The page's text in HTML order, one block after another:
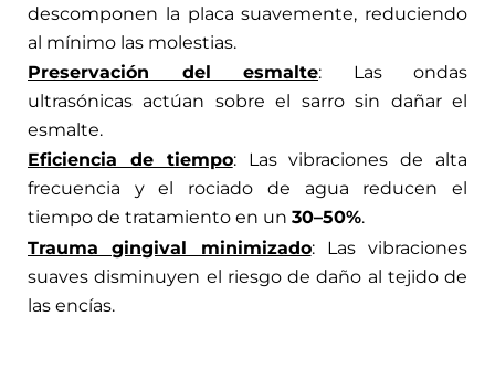
descomponen la placa suavemente, reduciendo
al mínimo las molestias.
Preservación del esmalte: Las ondas
ultrasónicas actúan sobre el sarro sin dañar el
esmalte.
Eficiencia de tiempo: Las vibraciones de alta
frecuencia y el rociado de agua reducen el
tiempo de tratamiento en un 30–50%.
Trauma gingival minimizado: Las vibraciones
suaves disminuyen el riesgo de daño al tejido de
las encías.